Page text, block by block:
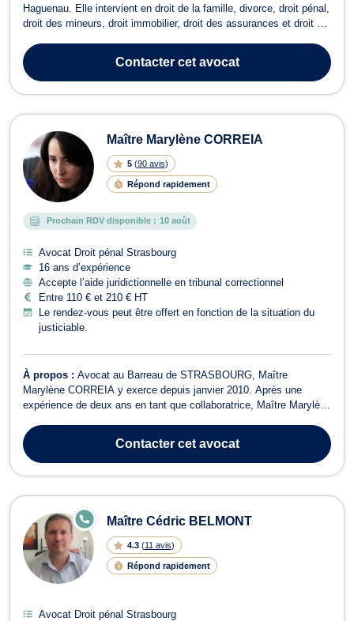
Haguenau. Elle intervient en droit de la famille, divorce, droit pénal,
droit des mineurs, droit immobilier, droit des assurances et droit du
cas de divorce, liquidation du régime matrimonial, partages entre
époux ...
Contactercet avocat
Maître Marylène CORREIA
5 (90 avis)
Répond rapidement
Prochain RDV disponible : 10 août
Avocat Droit pénal Strasbourg
16 ans d’expérience
Accepte l’aide juridictionnelle en tribunal correctionnel
Entre 110 € et 210 € HT
Le rendez-vous peut être offert en fonction de la situation du
justiciable.
À propos : Avocat au Barreau de STRASBOURG, Maître
Marylène CORREIA y exerce depuis janvier 2010. Après une
expérience de deux ans en tant que collaboratrice, Maître Marylène
de son activité, Maître Marylène CORREIA est également chargée
d’enseignements au sein de la Facul...
Contactercet avocat
Maître Cédric BELMONT
4.3 (11 avis)
Répond rapidement
E
N
LI
G
N
E
Avocat Droit pénal Strasbourg